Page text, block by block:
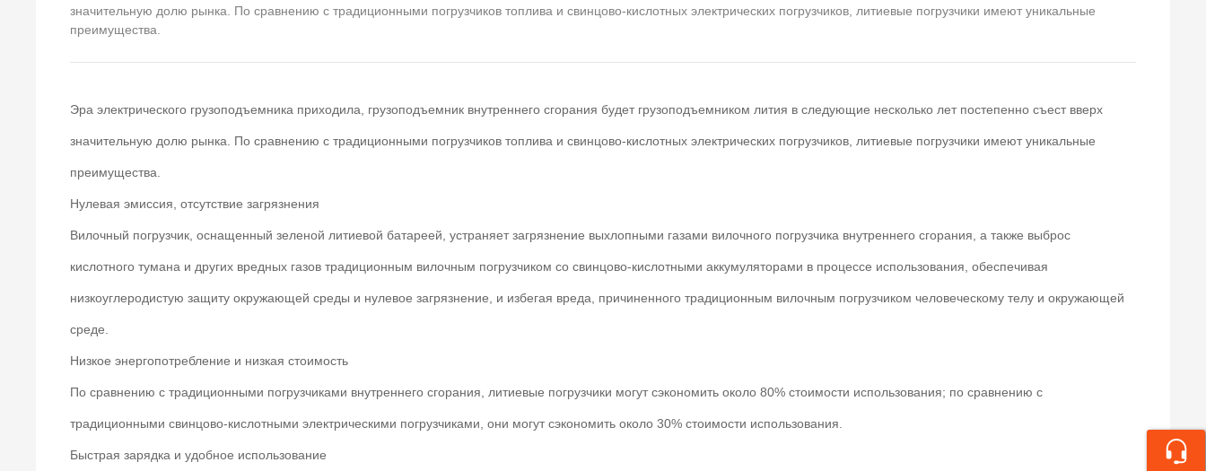
значительную долю рынка. По сравнению с традиционными погрузчиков топлива и свинцово-кислотных электрических погрузчиков, литиевые погрузчики имеют уникальные
преимущества.
Эра электрического грузоподъемника приходила, грузоподъемник внутреннего сгорания будет грузоподъемником лития в следующие несколько лет постепенно съест вверх
значительную долю рынка. По сравнению с традиционными погрузчиков топлива и свинцово-кислотных электрических погрузчиков, литиевые погрузчики имеют уникальные
преимущества.
Нулевая эмиссия, отсутствие загрязнения
Вилочный погрузчик, оснащенный зеленой литиевой батареей, устраняет загрязнение выхлопными газами вилочного погрузчика внутреннего сгорания, а также выброс
кислотного тумана и других вредных газов традиционным вилочным погрузчиком со свинцово-кислотными аккумуляторами в процессе использования, обеспечивая
низкоуглеродистую защиту окружающей среды и нулевое загрязнение, и избегая вреда, причиненного традиционным вилочным погрузчиком человеческому телу и окружающей
среде.
Низкое энергопотребление и низкая стоимость
По сравнению с традиционными погрузчиками внутреннего сгорания, литиевые погрузчики могут сэкономить около 80% стоимости использования; по сравнению с
традиционными свинцово-кислотными электрическими погрузчиками, они могут сэкономить около 30% стоимости использования.
Быстрая зарядка и удобное использование